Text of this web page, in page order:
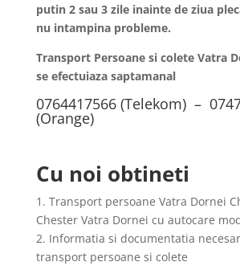
putin 2 sau 3 zile inainte de ziua
nu intampina probleme.
Transport Persoane si colete Vatra
se efectuiaza saptamanal
0764417566 (Telekom) –
(Orange)
Cu noi obtineti
1. Transport persoane Vatra Dornei
Chester Vatra Dornei cu autocare
2. Informatia si documentatia
transport persoane si colete